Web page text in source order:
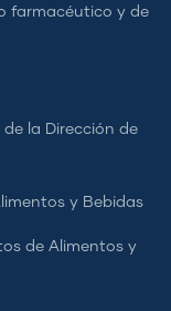
farmacéutico y de
la Dirección de
y Bebidas
de Alimentos y